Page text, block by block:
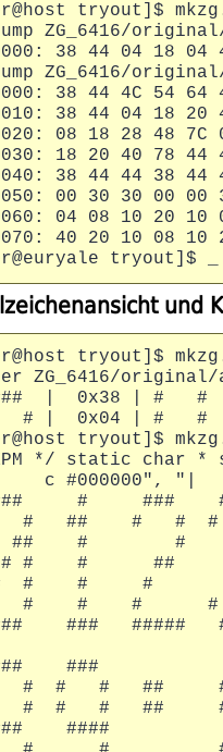
tryout]$
ZG_6416/
38 44 04 18
ZG_6416/
38 44 4C 54
38 44 04 18 20
08 18 28 48
18 20 40 78 44
38 44 44 38 44
00 30 30 00 00
04 08 10 20 10
40 20 10 08 10
tryout]$ _
und
tryout]$
ZG_6416/original/
| 0x38 | #
| 0x04 | # #
tryout]$
*/ static
#000000", "|
# ###
# ## #
## # #
# # # ##
# # #
# # #
###
###
# # #
# # # ##
###